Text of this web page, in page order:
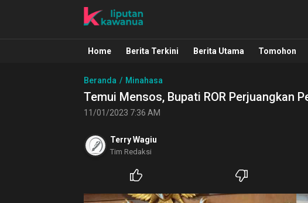
Liputan Kawanua
Berita Manado, Sulawesi Utara, Kawanua,
Home Berita Terkini Berita Utama Tomohon
Beranda Minahasa
Temui Mensos, Bupati ROR Perjuangkan
11/01/2023 7:36 AM
Terry Wagiu
Tim Redaksi